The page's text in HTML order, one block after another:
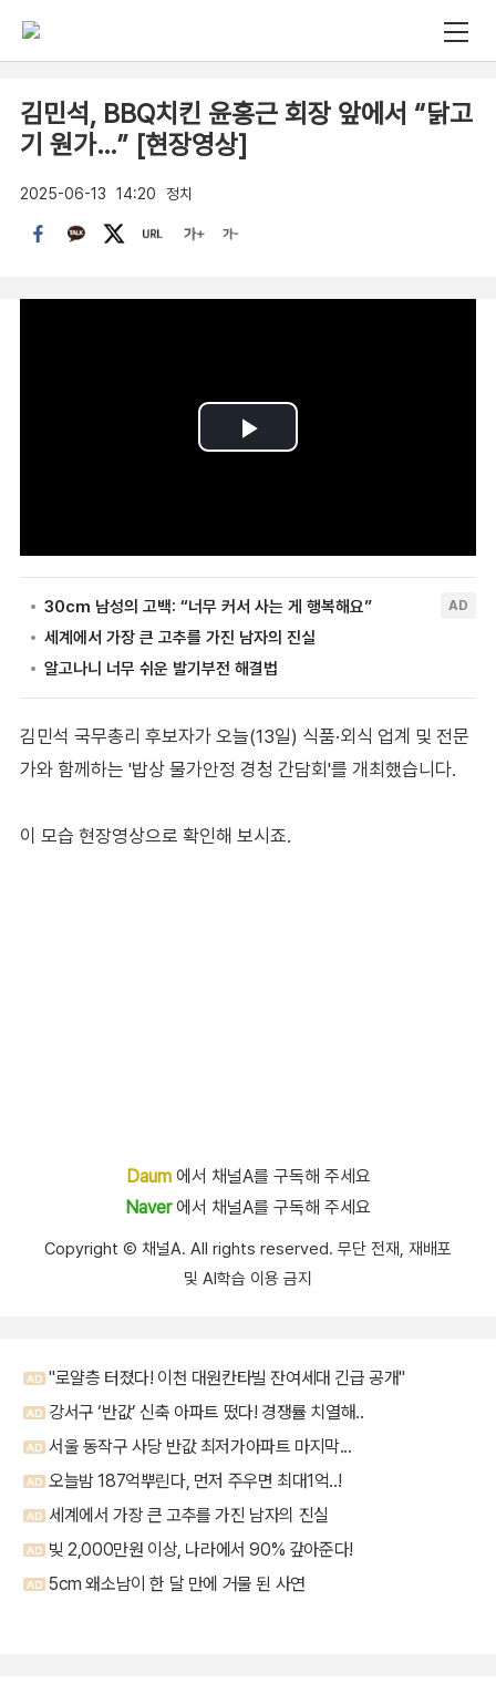
김민석, BBQ치킨 윤홍근 회장 앞에서 “닭고
기 원가…” [현장영상]
2025-06-13 14:20 정치
김민석 국무총리 후보자가 오늘(13일) 식품·외식 업계 및 전문
가와 함께하는 '밥상 물가안정 경청 간담회'를 개최했습니다.
이 모습 현장영상으로 확인해 보시죠.
Daum에서 채널A를 구독해 주세요
Naver에서 채널A를 구독해 주세요
Copyright Ⓒ 채널A. All rights reserved. 무단 전재, 재배포
및 AI학습 이용 금지